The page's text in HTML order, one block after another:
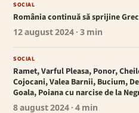
SOCIAL
România continuă să sprijine
12 august 2024 · 3 min
SOCIAL
Ramet, Varful Pleasa, Ponor,
Cojocani, Valea Barnii, Bucium,
Goala, Poiana cu narcise de la
8 august 2024 · 4 min